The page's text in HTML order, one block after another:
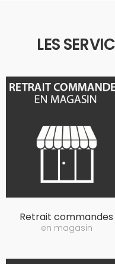
LES
Retrait commandes
en magasin